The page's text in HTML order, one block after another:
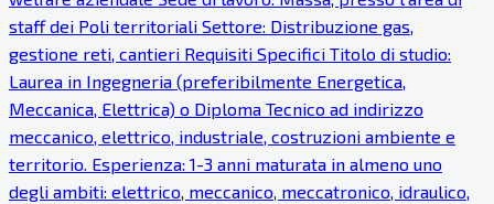
staff dei Poli territoriali Settore: Distribuzione gas,
gestione reti, cantieri Requisiti Specifici Titolo di studio:
Laurea in Ingegneria (preferibilmente Energetica,
Meccanica, Elettrica) o Diploma Tecnico ad indirizzo
meccanico, elettrico, industriale, costruzioni ambiente e
territorio. Esperienza: 1-3 anni maturata in almeno uno
degli ambiti: elettrico, meccanico, meccatronico, idraulico,